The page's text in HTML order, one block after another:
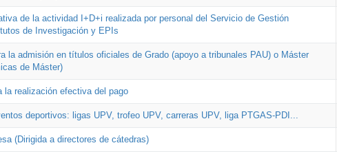
de la actividad I+D+i realizada por personal del Servicio de Gestión
de Investigación y EPIs
la admisión en títulos oficiales de Grado (apoyo a tribunales PAU) o Máster
de Máster)
la realización efectiva del pago
deportivos: ligas UPV, trofeo UPV, carreras UPV, liga PTGAS-PDI...
(Dirigida a directores de cátedras)